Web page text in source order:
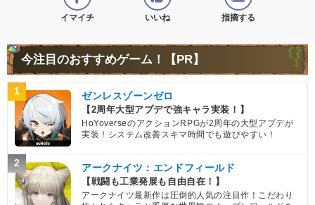
イマイチ いいね 指摘する
今注目のおすすめゲーム！【PR】
1 ゼンレスゾーンゼロ
【2周年大型アプデで強キャラ実装！】
HoYoverseのアクションRPGが2周年の大型アプデが
実装！システム改善スキマ時間でも遊びやすい！
2 アークナイツ：エンドフィールド
【戦闘も工業発展も自由自在！】
アークナイツ最新作は圧倒的人気の注目作！こだわり